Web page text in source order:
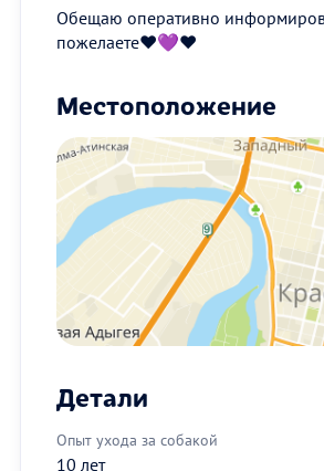
Обещаю оперативно
пожелаете❤💜❤
Местоположение
Детали
Опыт ухода за собакой
10 лет